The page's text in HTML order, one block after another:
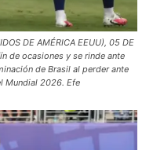
DE AMÉRICA EEUU), 05 DE
de ocasiones y se rinde ante
de Brasil al perder ante
Mundial 2026. Efe